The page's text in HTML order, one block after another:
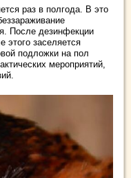
раз в полгода. В это
После дезинфекции
этого заселяется
подложки на пол
мероприятий,